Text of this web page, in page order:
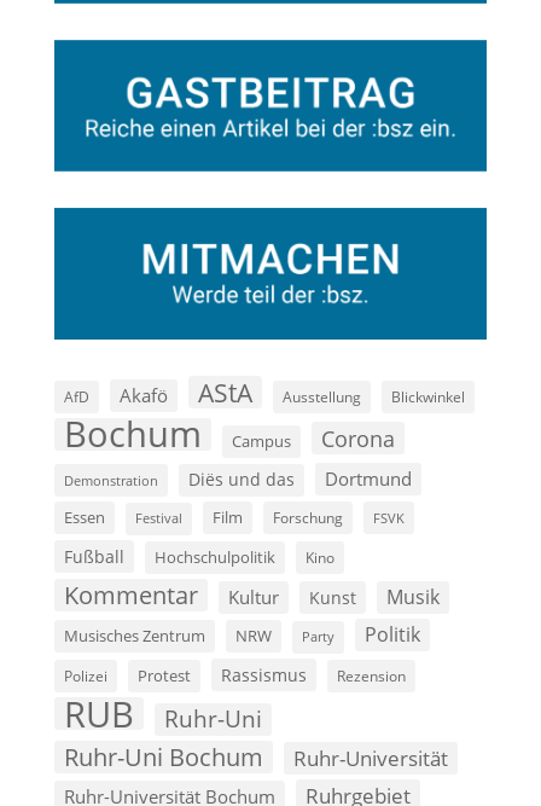
AfD Akafö AStA Ausstellung Blickwinkel
Bochum Campus Corona
Demonstration Diës und das Dortmund
Essen Festival Film Forschung FSVK
Fußball Hochschulpolitik Kino
Kommentar Kultur Kunst Musik
Musisches Zentrum NRW Party Politik
Polizei Protest Rassismus Rezension
RUB Ruhr-Uni
Ruhr-Uni Bochum Ruhr-Universität
Ruhr-Universität Bochum Ruhrgebiet